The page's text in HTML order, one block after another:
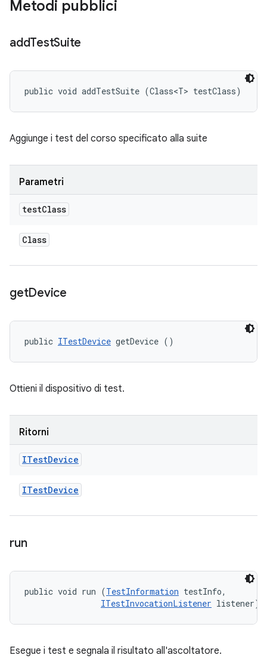
Metodi pubblici
addTestSuite
public void addTestSuite (Class<T> testClass)
Aggiunge i test del corso specificato alla suite
Parametri
testClass
Class
getDevice
public ITestDevice getDevice ()
Ottieni il dispositivo di test.
Ritorni
ITestDevice
ITestDevice
run
public void run (TestInformation testInfo,
ITestInvocationListener listener)
Esegue i test e segnala il risultato all'ascoltatore.